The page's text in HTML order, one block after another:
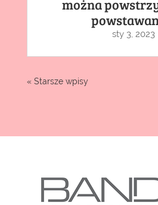
można
sty 3, 2023
« Starsze wpisy